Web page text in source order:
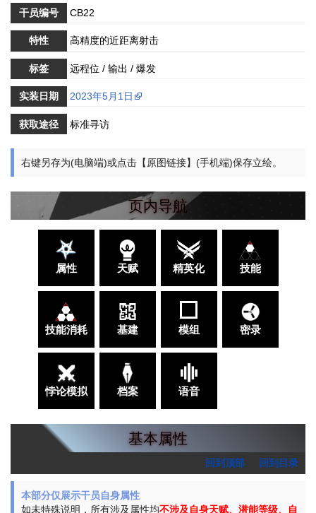
干员编号 CB22
特性 高精度的近距离射击
标签 远程位 / 输出 / 爆发
实装日期 2023年5月1日
获取途径 标准寻访
右键另存为(电脑端)或点击【原图链接】(手机端)保存立绘。
页内导航
属性 天赋 精英化 技能
技能消耗 基建 模组 密录
悖论模拟 档案 语音
基本属性
回到顶部 回到目录
本部分仅展示干员自身属性
如未特殊说明，所有涉及属性均不涉及自身天赋、潜能等级、自